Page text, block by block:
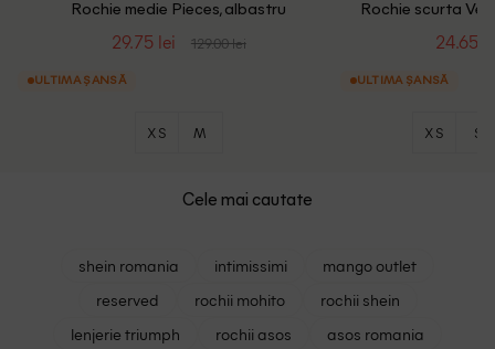
Rochie medie Pieces, albastru
29.75 lei 129.00 lei
ULTIMA ȘANSĂ
XS M
Rochie scurta
24.65
ULTIMA ȘANSĂ
XS S
Cele mai cautate
shein romania intimissimi
mango outlet
reserved
rochii mohito
rochii shein
lenjerie triumph
rochii asos
asos romania